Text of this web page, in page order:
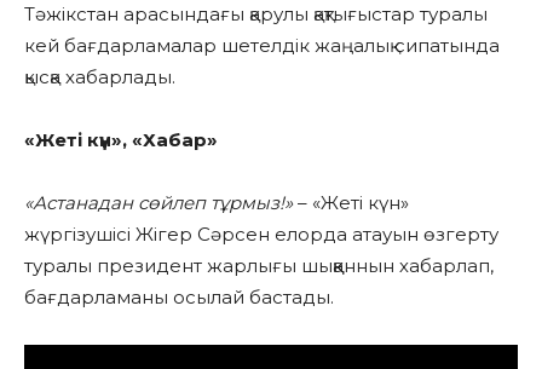
Тәжікстан арасындағы қарулы қақтығыстар туралы
кей бағдарламалар шетелдік жаңалық сипатында
қысқа хабарлады.
«Жеті күн», «Хабар»
«Астанадан сөйлеп тұрмыз!»– «Жеті күн»
жүргізушісі Жігер Сәрсен елорда атауын өзгерту
туралы президент жарлығы шыққаннын хабарлап,
бағдарламаны осылай бастады.